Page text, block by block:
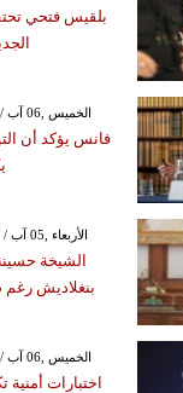
بلقيس فتحي
GMT 04:23 2026 الخميس ,06 آب / أغسطس
فانس يؤكد أن
GMT 18:04 2026 الأربعاء ,05 آب / أغسطس
الشيخة
بنغلاديش رغم
GMT 05:43 2026 الخميس ,06 آب / أغسطس
اختبارات